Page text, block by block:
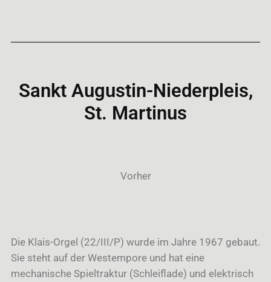
Sankt Augustin-Niederpleis,
St. Martinus
Vorher
Die Klais-Orgel (22/III/P) wurde im Jahre 1967 gebaut.
Sie steht auf der Westempore und hat eine
mechanische Spieltraktur (Schleiflade) und elektrisch